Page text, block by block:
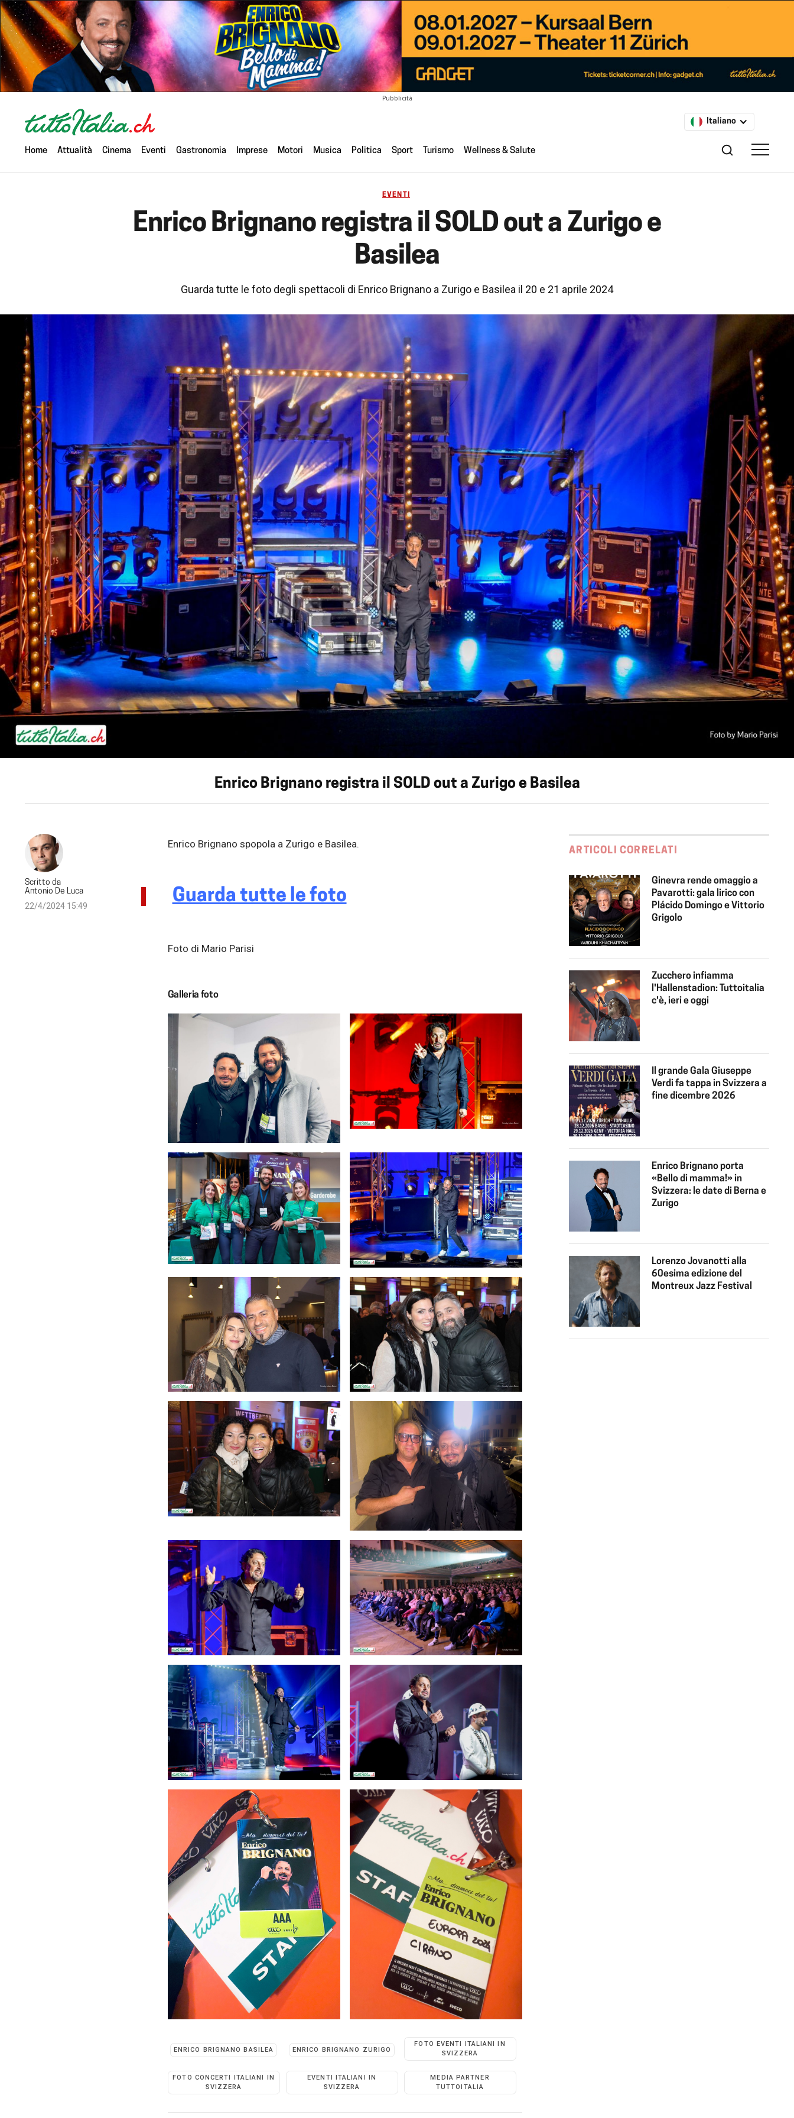
Pubblicità
Italiano
Home Attualità Cinema Eventi Gastronomia Imprese Motori Musica Politica Sport Turismo Wellness & Salute
EVENTI
Enrico Brignano registra il SOLD out a Zurigo e
Basilea
Guarda tutte le foto degli spettacoli di Enrico Brignano a Zurigo e Basilea il 20 e 21 aprile 2024
Enrico Brignano registra il SOLD out a Zurigo e Basilea
Scritto da
Antonio De Luca
22/4/2024 15:49
Enrico Brignano spopola a Zurigo e Basilea.
Guarda tutte le foto
Foto di Mario Parisi
Galleria foto
ENRICO BRIGNANO BASILEA ENRICO BRIGNANO ZURIGO
FOTO EVENTI ITALIANI IN
SVIZZERA
FOTO CONCERTI ITALIANI IN
SVIZZERA
EVENTI ITALIANI IN
SVIZZERA
MEDIA PARTNER
TUTTOITALIA
ARTICOLI CORRELATI
Ginevra rende omaggio a
Pavarotti: gala lirico con
Plácido Domingo e Vittorio
Grigolo
Zucchero infiamma
l'Hallenstadion: Tuttoitalia
c'è, ieri e oggi
Il grande Gala Giuseppe
Verdi fa tappa in Svizzera a
fine dicembre 2026
Enrico Brignano porta
«Bello di mamma!» in
Svizzera: le date di Berna e
Zurigo
Lorenzo Jovanotti alla
60esima edizione del
Montreux Jazz Festival